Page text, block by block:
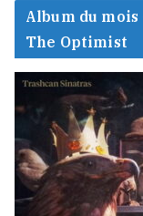
Album du
The Optimist